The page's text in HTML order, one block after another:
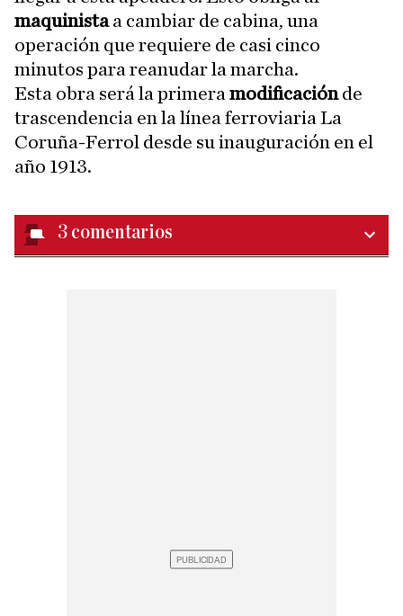
maquinistaa cambiar de cabina, una
operación que requiere de casi cinco
minutos para reanudar la marcha.
Esta obra será la primera modificaciónde
trascendencia en la línea ferroviaria La
Coruña-Ferrol desde su inauguración en el
año 1913.
3 comentarios